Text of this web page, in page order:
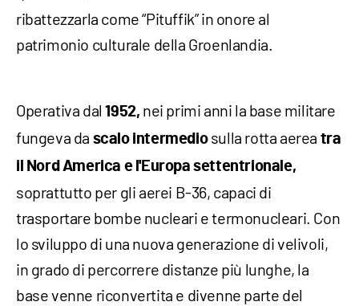
ribattezzarla come “Pituffik” in onore al
patrimonio culturale della Groenlandia.
Operativa dal 1952, nei primi anni la base militare
fungeva da scalo intermedio sulla rotta aerea tra
il Nord America e l'Europa settentrionale,
soprattutto per gli aerei B-36, capaci di
trasportare bombe nucleari e termonucleari. Con
lo sviluppo di una nuova generazione di velivoli,
in grado di percorrere distanze più lunghe, la
base venne riconvertita e divenne parte del